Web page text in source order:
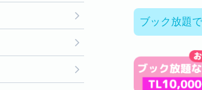
ブック放題